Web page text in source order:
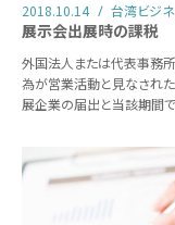
2018.10.14 台湾ビジ
展示会出展時の課税
外国法人または代表事務
為が営業活動と見なされ
展企業の届出と当該期間